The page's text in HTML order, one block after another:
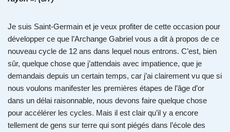
Je suis Saint-Germain et je veux profiter de cette occasion pour
développer ce que l’Archange Gabriel vous a dit à propos de ce
nouveau cycle de 12 ans dans lequel nous entrons. C’est, bien
sûr, quelque chose que j’attendais avec impatience, que je
demandais depuis un certain temps, car j’ai clairement vu que si
nous voulons manifester les premières étapes de l’âge d’or
dans un délai raisonnable, nous devons faire quelque chose
pour accélérer les cycles. Mais il est clair qu’il y a encore
tellement de gens sur terre qui sont piégés dans l’école des